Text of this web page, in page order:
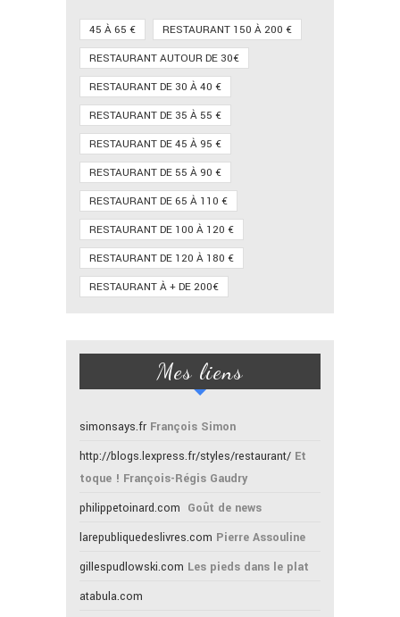
45 À 65 €
RESTAURANT 150 À 200 €
RESTAURANT AUTOUR DE 30€
RESTAURANT DE 30 À 40 €
RESTAURANT DE 35 À 55 €
RESTAURANT DE 45 À 95 €
RESTAURANT DE 55 À 90 €
RESTAURANT DE 65 À 110 €
RESTAURANT DE 100 À 120 €
RESTAURANT DE 120 À 180 €
RESTAURANT À + DE 200€
Mes liens
simonsays.fr François Simon
http://blogs.lexpress.fr/styles/restaurant/ Et
toque ! François-Régis Gaudry
philippetoinard.com Goût de news
larepubliquedeslivres.com Pierre Assouline
gillespudlowski.com Les pieds dans le plat
atabula.com